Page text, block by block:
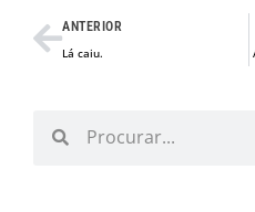
Prev
ANTERIOR
Lá caiu.